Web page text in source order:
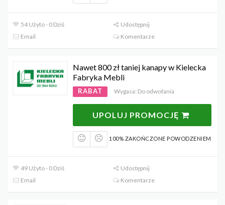
54 Użyto - 0 Dziś
Udostępnij
Email
Komentarze
Nawet 800 zł taniej kanapy w Kielecka
Fabryka Mebli
RABAT Wygasa: Do odwołania
UPOLUJ PROMOCJĘ
100% ZAKOŃCZONE POWODZENIEM
49 Użyto - 0 Dziś
Udostępnij
Email
Komentarze